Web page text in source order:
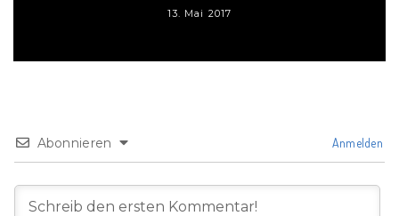
13. Mai 2017
Abonnieren Anmelden